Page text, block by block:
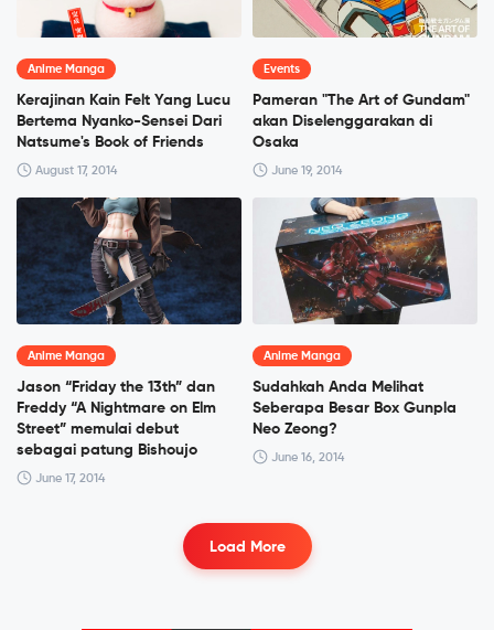
Anime Manga
Kerajinan Kain Felt Yang Lucu
Bertema Nyanko-Sensei Dari
Natsume's Book of Friends
August 17, 2014
Events
Pameran "The Art of Gundam"
akan Diselenggarakan di
Osaka
June 19, 2014
Anime Manga
Jason “Friday the 13th” dan
Freddy “A Nightmare on Elm
Street” memulai debut
sebagai patung Bishoujo
June 17, 2014
Anime Manga
Sudahkah Anda Melihat
Seberapa Besar Box Gunpla
Neo Zeong?
June 16, 2014
Load More